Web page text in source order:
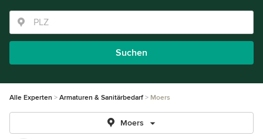
Suchen
Alle Experten Armaturen & Sanitärbedarf Moers
Moers